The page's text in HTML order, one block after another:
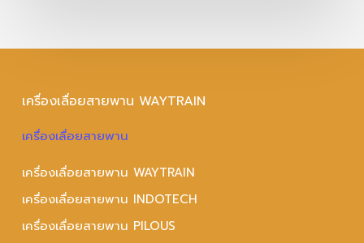
เครื่องเลื่อยสายพาน WAYTRAIN
เครื่องเลื่อยสายพาน
เครื่องเลื่อยสายพาน WAYTRAIN
เครื่องเลื่อยสายพาน INDOTECH
เครื่องเลื่อยสายพาน PILOUS